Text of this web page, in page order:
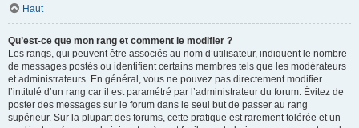
Haut
Qu’est-ce que mon rang et comment le modifier ?
Les rangs, qui peuvent être associés au nom d’utilisateur, indiquent le nombre
de messages postés ou identifient certains membres tels que les modérateurs
et administrateurs. En général, vous ne pouvez pas directement modifier
l’intitulé d’un rang car il est paramétré par l’administrateur du forum. Évitez de
poster des messages sur le forum dans le seul but de passer au rang
supérieur. Sur la plupart des forums, cette pratique est rarement tolérée et un